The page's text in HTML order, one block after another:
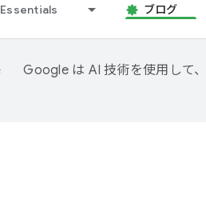
Essentials ブログ
Google は AI 技術を使用して